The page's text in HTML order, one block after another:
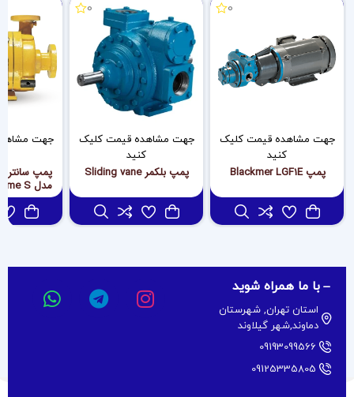
0
جهت مشاهده قیمت کلیک
کنید
پمپ Blackmer LGF1E
0
جهت مشاهده قیمت کلیک
کنید
پمپ بلکمر Sliding vane
جهت
با ما همراه شوید
استان تهران, شهرستان
دماوند,شهر گیلاوند
09193099566
09125335805